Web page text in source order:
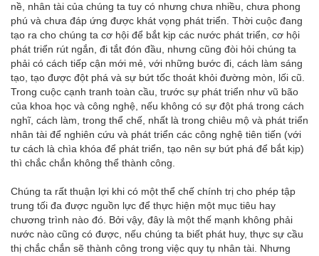
nề, nhân tài của chúng ta tuy có nhưng chưa nhiều, chưa phong
phú và chưa đáp ứng được khát vọng phát triển. Thời cuộc đang
tạo ra cho chúng ta cơ hội để bắt kịp các nước phát triển, cơ hội
phát triển rút ngắn, đi tắt đón đầu, nhưng cũng đòi hỏi chúng ta
phải có cách tiếp cận mới mẻ, với những bước đi, cách làm sáng
tạo, tạo được đột phá và sự bứt tốc thoát khỏi đường mòn, lối cũ.
Trong cuộc cạnh tranh toàn cầu, trước sự phát triển như vũ bão
của khoa học và công nghệ, nếu không có sự đột phá trong cách
nghĩ, cách làm, trong thể chế, nhất là trong chiêu mộ và phát triển
nhân tài để nghiên cứu và phát triển các công nghệ tiên tiến (với
tư cách là chìa khóa để phát triển, tạo nên sự bứt phá để bắt kịp)
thì chắc chắn không thể thành công.
Chúng ta rất thuận lợi khi có một thể chế chính trị cho phép tập
trung tối đa được nguồn lực để thực hiện một mục tiêu hay
chương trình nào đó. Bởi vậy, đây là một thế mạnh không phải
nước nào cũng có được, nếu chúng ta biết phát huy, thực sự cầu
thị chắc chắn sẽ thành công trong việc quy tụ nhân tài. Nhưng